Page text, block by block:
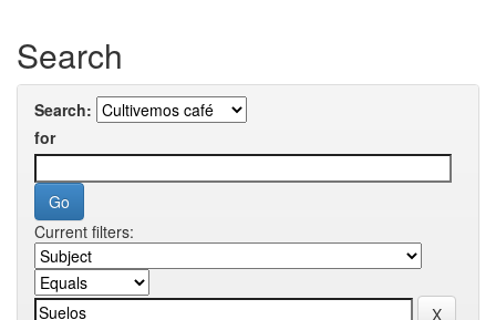
Search
Search:
for
Current filters: